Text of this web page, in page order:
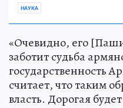
НАУКА
«Очевидно, его
заботит судьба
государственность
считает, что таким
власть. Дорогая